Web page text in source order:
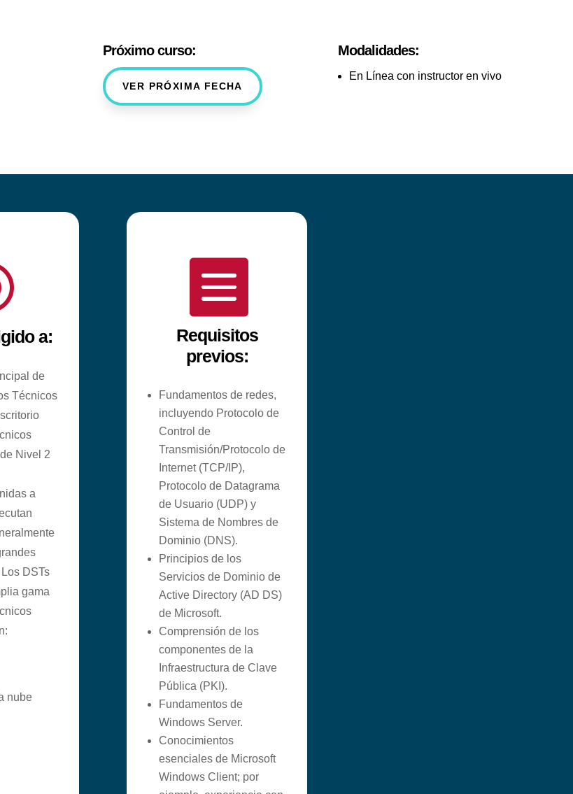
Próximo curso:
VER PRÓXIMA FECHA
Modalidades:
En Línea con instructor en vivo
a:
de
Técnicos
Nivel 2
a
DSTs
gama
nube

Requisitos
previos:
Fundamentos de redes,
incluyendo Protocolo de
Control de
Transmisión/Protocolo de
Internet (TCP/IP),
Protocolo de Datagrama
de Usuario (UDP) y
Sistema de Nombres de
Dominio (DNS).
Principios de los
Servicios de Dominio de
Active Directory (AD DS)
de Microsoft.
Comprensión de los
componentes de la
Infraestructura de Clave
Pública (PKI).
Fundamentos de
Windows Server.
Conocimientos
esenciales de Microsoft
Windows Client; por